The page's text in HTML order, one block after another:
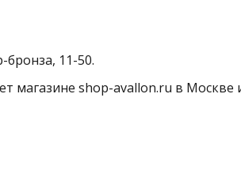
бронза, 11-50.
магазине shop-avallon.ru в Москве